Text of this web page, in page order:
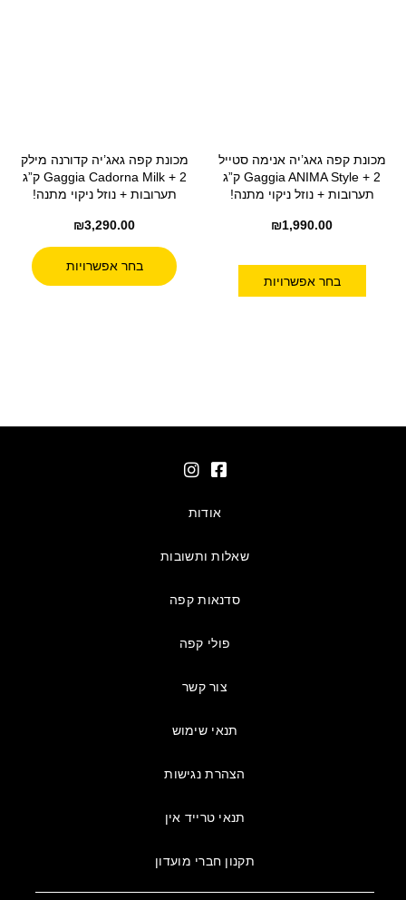
מכונת קפה גאג’יה אנימה סטייל
Gaggia ANIMA Style + 2 ק”ג
תערובות + נוזל ניקוי מתנה!
₪1,990.00
בחר אפשרויות
מכונת קפה גאג’יה קדורנה מילק
Gaggia Cadorna Milk + 2 ק”ג
תערובות + נוזל ניקוי מתנה!
₪3,290.00
בחר אפשרויות
אודות
שאלות ותשובות
סדנאות קפה
פולי קפה
צור קשר
תנאי שימוש
הצהרת נגישות
תנאי טרייד אין
תקנון חברי מועדון